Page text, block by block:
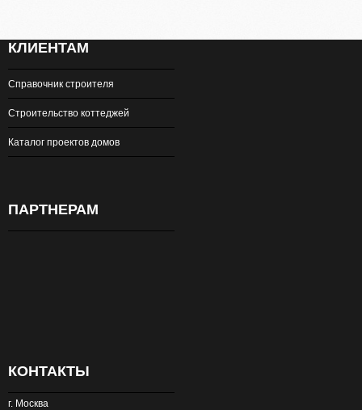
КЛИЕНТАМ
Справочник строителя
Строительство коттеджей
Каталог проектов домов
ПАРТНЕРАМ
КОНТАКТЫ
г. Москва